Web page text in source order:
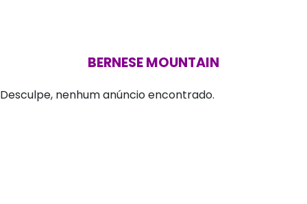
BERNESE MOUNTAIN
Desculpe, nenhum anúncio encontrado.